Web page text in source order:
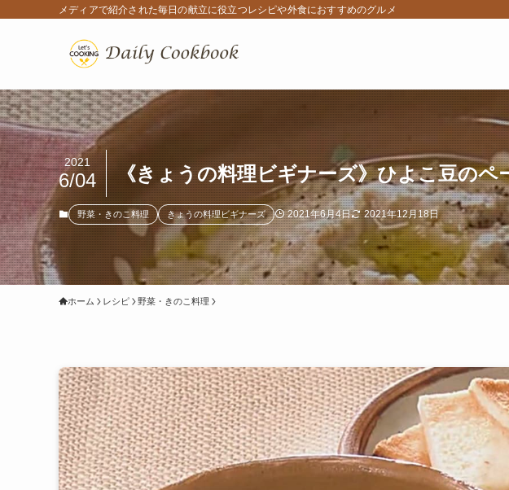
メディアで紹介された毎日の献立に役立つレシピや外食におすすめのグルメ
《きょうの料理ビギナーズ》ひよこ豆の
2021
6/04
野菜・きのこ料理 きょうの料理ビギナーズ 2021年6月4日 2021年12月18日
ホーム レシピ 野菜・きのこ料理